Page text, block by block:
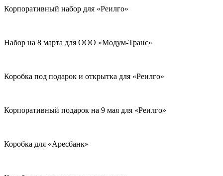
Корпоративный набор для «Реилго»
Набор на 8 марта для ООО «Модум-Транс»
Коробка под подарок и открытка для «Реилго»
Корпоративный подарок на 9 мая для «Реилго»
Коробка для «Аресбанк»